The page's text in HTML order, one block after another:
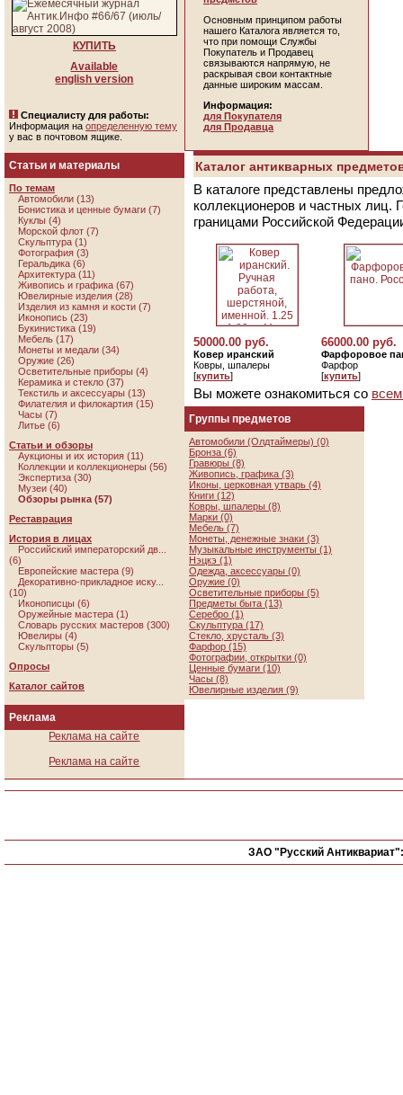
КУПИТЬ
Available
english version
Специалисту для работы:
Информация на определенную тему
у вас в почтовом ящике.
Статьи и материалы
По темам
Автомобили (13)
Бонистика и ценные бумаги (7)
Куклы (4)
Морской флот (7)
Скульптура (1)
Фотография (3)
Геральдика (6)
Архитектура (11)
Живопись и графика (67)
Ювелирные изделия (28)
Изделия из камня и кости (7)
Иконопись (23)
Букинистика (19)
Мебель (17)
Монеты и медали (34)
Оружие (26)
Осветительные приборы (4)
Керамика и стекло (37)
Текстиль и аксессуары (13)
Филателия и филокартия (15)
Часы (7)
Литье (6)
Статьи и обзоры
Аукционы и их история (11)
Коллекции и коллекционеры (56)
Экспертиза (30)
Музеи (40)
Обзоры рынка (57)
Реставрация
История в лицах
Российский императорский дв...
(6)
Европейские мастера (9)
Декоративно-прикладное иску...
(10)
Иконописцы (6)
Оружейные мастера (1)
Словарь русских мастеров (300)
Ювелиры (4)
Скульпторы (5)
Опросы
Каталог сайтов
Реклама
Реклама на сайте
Реклама на сайте
Основным принципом работы
нашего Каталога является то,
что при помощи Службы
Покупатель и Продавец
связываются напрямую, не
раскрывая свои контактные
данные широким массам.
Информация:
для Покупателя
для Продавца
Каталог антикварных
В каталоге представлены
коллекционеров и частных лиц.
границами Российской
50000.00 руб.
Ковер иранский
Ковры, шпалеры
[купить]
66000.00 руб.
Фарфоровое
Фарфор
[купить]
Вы можете ознакомиться со
Группы предметов
Автомобили (Олдтаймеры) (0)
Бронза (6)
Гравюры (8)
Живопись, графика (3)
Иконы, церковная утварь (4)
Книги (12)
Ковры, шпалеры (8)
Марки (0)
Мебель (7)
Монеты, денежные знаки (3)
Музыкальные инструменты (1)
Нэцкэ (1)
Одежда, аксессуары (0)
Оружие (0)
Осветительные приборы (5)
Предметы быта (13)
Серебро (1)
Скульптура (17)
Стекло, хрусталь (3)
Фарфор (15)
Фотографии, открытки (0)
Ценные бумаги (10)
Часы (8)
Ювелирные изделия (9)
ЗАО "Русский Антиквариат":